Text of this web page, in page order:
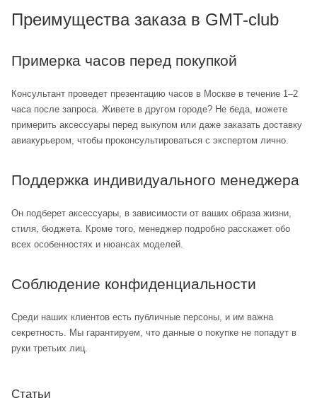
Преимущества заказа в GMT-club
Примерка часов перед покупкой
Консультант проведет презентацию часов в Москве в течение 1–2
часа после запроса. Живете в другом городе? Не беда, можете
примерить аксессуары перед выкупом или даже заказать доставку
авиакурьером, чтобы проконсультироваться с экспертом лично.
Поддержка индивидуального менеджера
Он подберет аксессуары, в зависимости от ваших образа жизни,
стиля, бюджета. Кроме того, менеджер подробно расскажет обо
всех особенностях и нюансах моделей.
Соблюдение конфиденциальности
Среди наших клиентов есть публичные персоны, и им важна
секретность. Мы гарантируем, что данные о покупке не попадут в
руки третьих лиц.
Статьи